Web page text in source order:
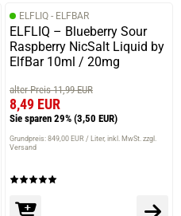
ELFLIQ - ELFBAR
ELFLIQ – Blueberry Sour
Raspberry NicSalt Liquid by
ElfBar 10ml / 20mg
alter Preis 11,99 EUR
8,49 EUR
Sie sparen 29% (3,50 EUR)
Grundpreis: 849,00 EUR / Liter inkl. MwSt. zzgl.
Versand